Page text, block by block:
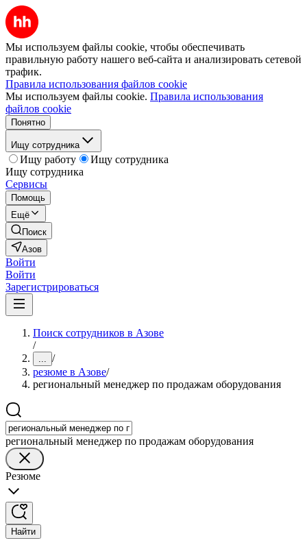
Мы используем файлы cookie, чтобы обеспечивать
правильную работу нашего веб-сайта и анализировать сетевой
трафик.
Правила использования файлов cookie
Мы используем файлы cookie. Правила использования
файлов cookie
Понятно
Ищу сотрудника
Ищу работу
Ищу сотрудника
Ищу сотрудника
Сервисы
Помощь
Ещё
Поиск
Азов
Войти
Войти
Зарегистрироваться
Поиск сотрудников в Азове
/
... /
резюме в Азове/
региональный менеджер по продажам оборудования
региональный менеджер по продажам оборудования
Резюме
Найти